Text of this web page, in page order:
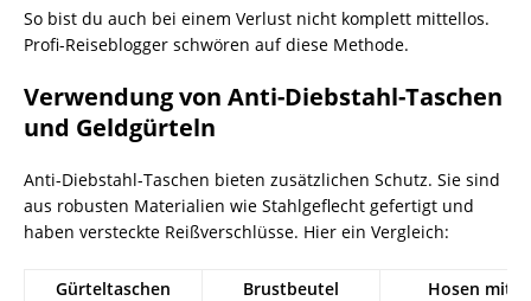
So bist du auch bei einem Verlust nicht komplett mittellos.
Profi-Reiseblogger schwören auf diese Methode.
Verwendung von Anti-Diebstahl-Taschen
und Geldgürteln
Anti-Diebstahl-Taschen bieten zusätzlichen Schutz. Sie sind
aus robusten Materialien wie Stahlgeflecht gefertigt und
haben versteckte Reißverschlüsse. Hier ein Vergleich:
Gürteltaschen Brustbeutel
Hosen mit